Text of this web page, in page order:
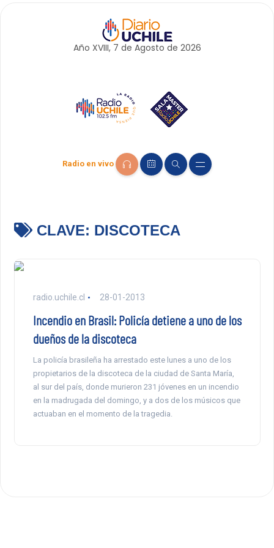
Año XVIII, 7 de Agosto de 2026
Radio en vivo
CLAVE: DISCOTECA
radio.uchile.cl 28-01-2013
Incendio en Brasil: Policía detiene a uno de los
dueños de la discoteca
La policía brasileña ha arrestado este lunes a uno de los
propietarios de la discoteca de la ciudad de Santa María,
al sur del país, donde murieron 231 jóvenes en un incendio
en la madrugada del domingo, y a dos de los músicos que
actuaban en el momento de la tragedia.